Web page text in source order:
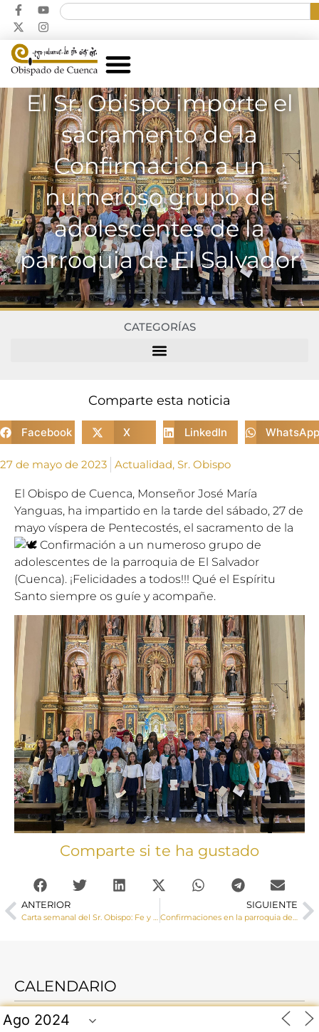
El Sr. Obispo importe el
sacramento de la
Confirmación a un
numeroso grupo de
adolescentes de la
parroquia de El Salvador
CATEGORÍAS
Comparte esta noticia
Facebook X LinkedIn WhatsApp
27 de mayo de 2023 Actualidad, Sr. Obispo
El Obispo de Cuenca, Monseñor José María
Yanguas, ha impartido en la tarde del sábado, 27 de
mayo víspera de Pentecostés, el sacramento de la
Confirmación a un numeroso grupo de
adolescentes de la parroquia de El Salvador
(Cuenca). ¡Felicidades a todos!!! Qué el Espíritu
Santo siempre os guíe y acompañe.
Comparte si te ha gustado
ANTERIOR
Carta semanal del Sr. Obispo: Fe y vida de fe
SIGUIENTE
Confirmaciones en la parroquia de Arcas
CALENDARIO